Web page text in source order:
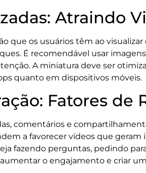
Atraindo
que os usuários têm ao
É recomendável usar
A miniatura deve ser
quanto em dispositivos móveis.
Fatores de
comentários e
a favorecer vídeos que
fazendo perguntas, pedindo
o engajamento e criar